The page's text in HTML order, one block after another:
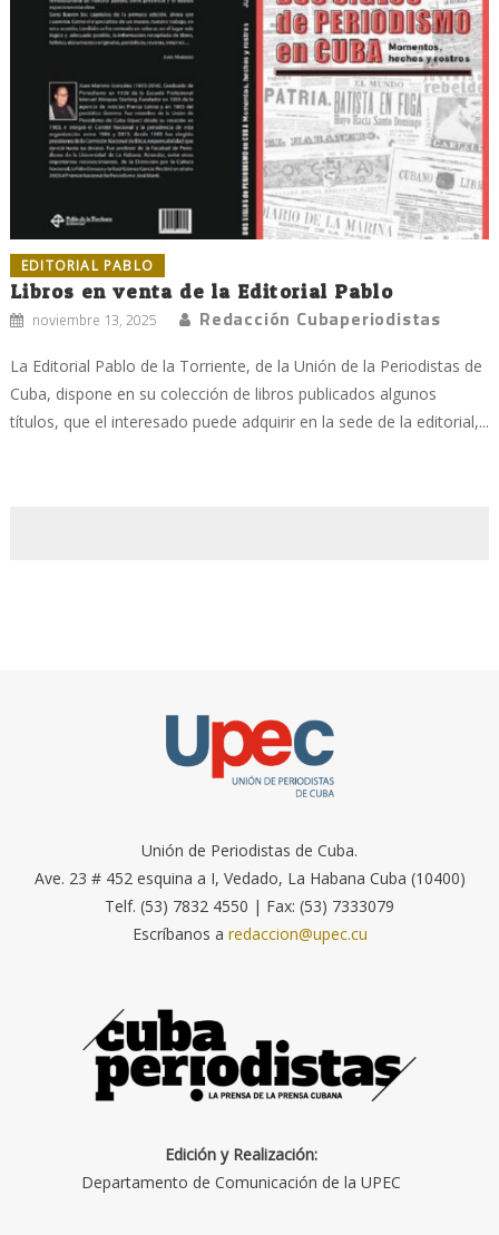
EDITORIAL PABLO
Libros en venta de la Editorial Pablo
noviembre 13, 2025 Redacción Cubaperiodistas
La Editorial Pablo de la Torriente, de la Unión de la Periodistas de
Cuba, dispone en su colección de libros publicados algunos
títulos, que el interesado puede adquirir en la sede de la editorial,...
Unión de Periodistas de Cuba.
Ave. 23 # 452 esquina a I, Vedado, La Habana Cuba (10400)
Telf. (53) 7832 4550 | Fax: (53) 7333079
Escríbanos a redaccion@upec.cu
Edición y Realización:
Departamento de Comunicación de la UPEC